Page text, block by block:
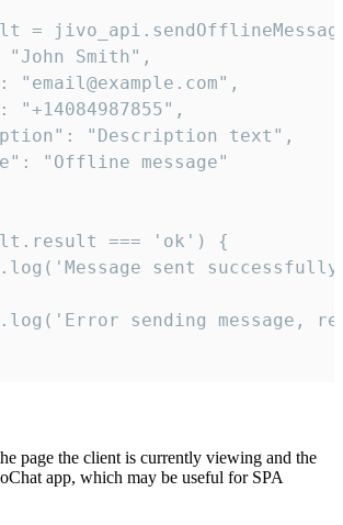
=
"John Smith",
"email@example.com",
"+14084987855",
"Description text",
"Offline message"
=== 'ok') {
sent
sending message,
page the client is currently viewing and the
app, which may be useful for SPA